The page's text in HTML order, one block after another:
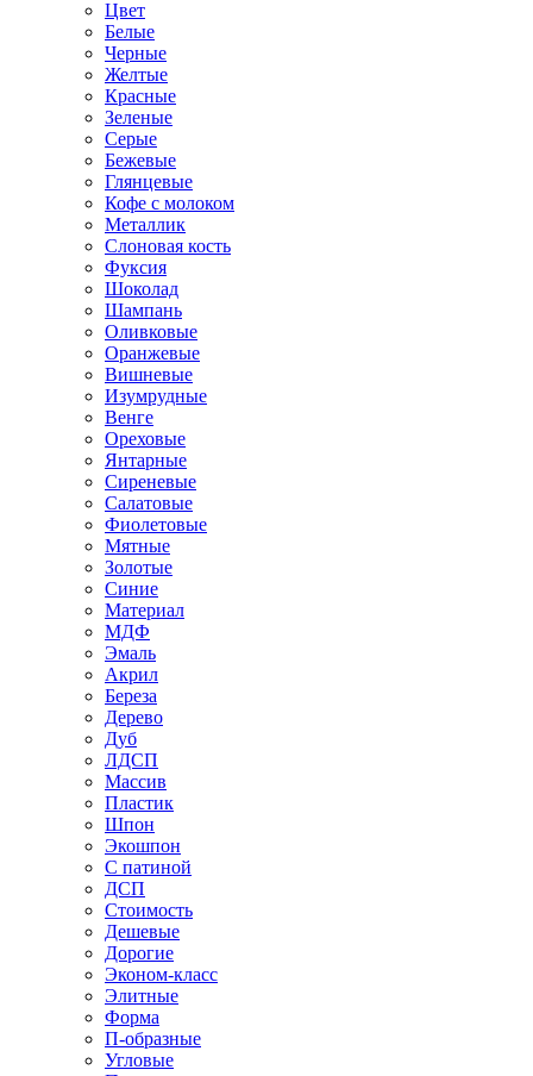
Цвет
Белые
Черные
Желтые
Красные
Зеленые
Серые
Бежевые
Глянцевые
Кофе с молоком
Металлик
Слоновая кость
Фуксия
Шоколад
Шампань
Оливковые
Оранжевые
Вишневые
Изумрудные
Венге
Ореховые
Янтарные
Сиреневые
Салатовые
Фиолетовые
Мятные
Золотые
Синие
Материал
МДФ
Эмаль
Акрил
Береза
Дерево
Дуб
ЛДСП
Массив
Пластик
Шпон
Экошпон
С патиной
ДСП
Стоимость
Дешевые
Дорогие
Эконом-класс
Элитные
Форма
П-образные
Угловые